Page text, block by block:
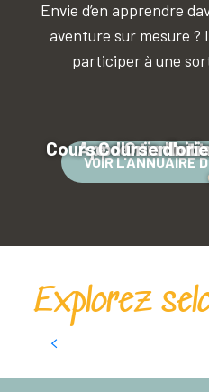
Envie d’en apprendre
aventure sur mesure ?
participer à une
Apprentis
CourseCourse
VOIR L'ANNUAIRE
Explorez
Parcours